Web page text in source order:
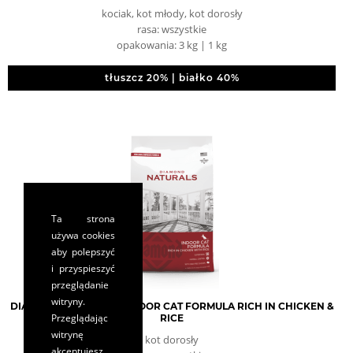
kociak, kot młody, kot dorosły
rasa: wszystkie
opakowania: 3 kg | 1 kg
tłuszcz 20% | białko 40%
DIAMOND NATURALS INDOOR CAT FORMULA RICH IN CHICKEN &
RICE
kot dorosły
Ta strona
używa cookies
aby polepszyć
i przyspieszyć
przeglądanie
witryny.
Przeglądając
witrynę